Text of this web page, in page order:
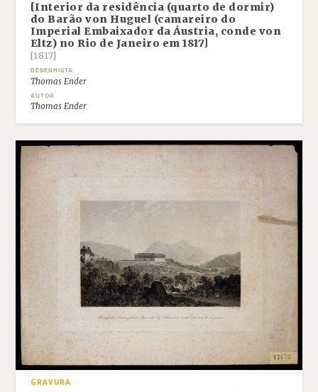
[Interior da residência (quarto de dormir)
do Barão von Huguel (camareiro do
Imperial Embaixador da Áustria, conde von
Eltz) no Rio de Janeiro em 1817]
[1817]
DESENHISTA
Thomas Ender
AUTOR
Thomas Ender
GRAVURA